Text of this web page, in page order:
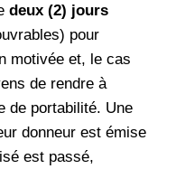
deux (2) jours
pour
motivée et, le cas
de rendre à
de portabilité. Une
donneur est émise
est passé,